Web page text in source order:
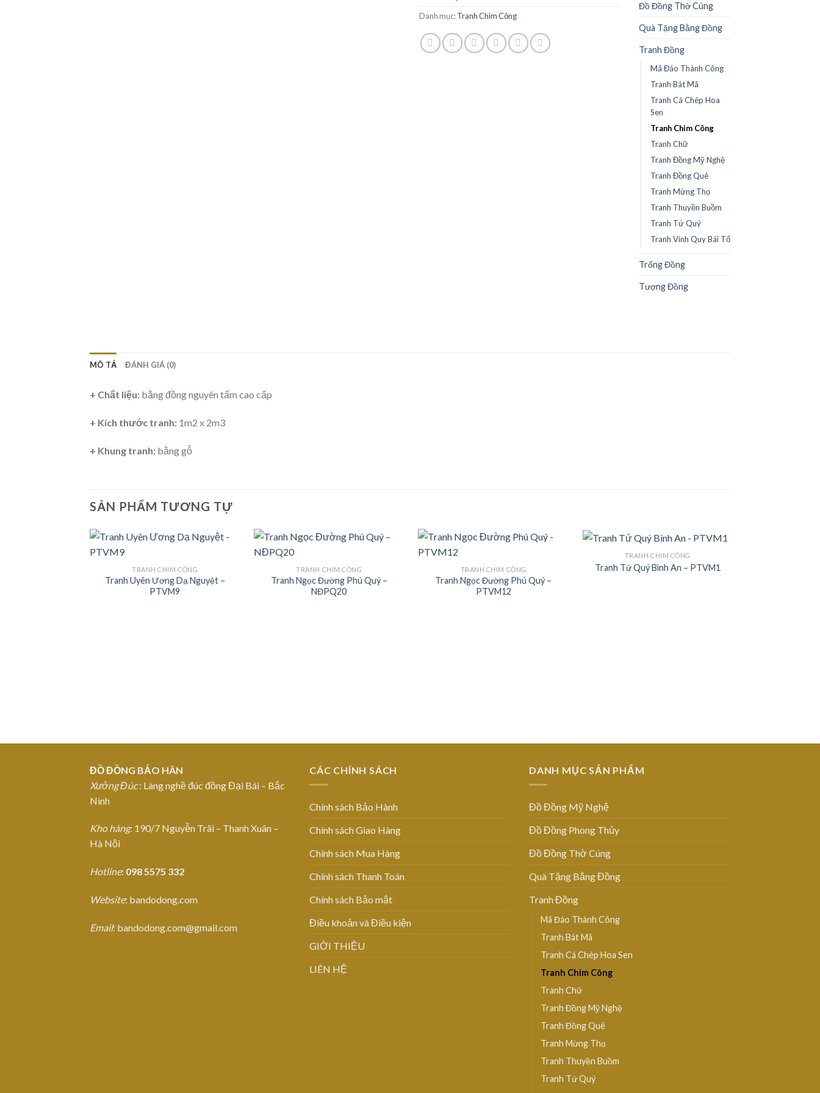
Danh mục:Tranh Chim Công
Đồ Đồng Thờ Cúng
Quà Tặng Bằng Đồng
Tranh Đồng
Mã Đáo Thành Công
Tranh Bát Mã
Tranh Cá Chép Hoa
Sen
Tranh Chim Công
Tranh Chữ
Tranh Đồng Mỹ Nghệ
Tranh Đồng Quê
Tranh Mừng Thọ
Tranh Thuyền Buồm
Tranh Tứ Quý
Tranh Vinh Quy Bái Tổ
Trống Đồng
Tượng Đồng
MÔ TẢ ĐÁNH GIÁ (0)
+ Chất liệu: bằng đồng nguyên tấm cao cấp
+ Kích thước tranh: 1m2 x 2m3
+ Khung tranh: bằng gỗ
SẢN PHẨM TƯƠNG TỰ
Add to
TRANH CHIM CÔNG
Tranh Uyên Ương Dạ Nguyệt –
PTVM9
Add to
TRANH CHIM CÔNG
Tranh Ngọc Đường Phú Quý –
NĐPQ20
Add to
TRANH CHIM CÔNG
Tranh Ngọc Đường Phú Quý –
PTVM12
TRANH CHIM CÔNG
Tranh Tứ Quý Bình An – PTVM1
ĐỒ ĐỒNG BẢO HÂN
Xưởng Đúc: Làng nghề đúc đồng Đại Bái – Bắc
Ninh
Kho hàng: 190/7 Nguyễn Trãi – Thanh Xuân –
Hà Nội
Hotline: 098 5575 332
Website: bandodong.com
Email: bandodong.com@gmail.com
CÁC CHÍNH SÁCH
Chính sách Bảo Hành
Chính sách Giao Hàng
Chính sách Mua Hàng
Chính sách Thanh Toán
Chính sách Bảo mật
Điều khoản và Điều kiện
GIỚI THIỆU
LIÊN HỆ
DANH MỤC SẢN PHẨM
Đồ Đồng Mỹ Nghệ
Đồ Đồng Phong Thủy
Đồ Đồng Thờ Cúng
Quà Tặng Bằng Đồng
Tranh Đồng
Mã Đáo Thành Công
Tranh Bát Mã
Tranh Cá Chép Hoa Sen
Tranh Chim Công
Tranh Chữ
Tranh Đồng Mỹ Nghệ
Tranh Đồng Quê
Tranh Mừng Thọ
Tranh Thuyền Buồm
Tranh Tứ Quý